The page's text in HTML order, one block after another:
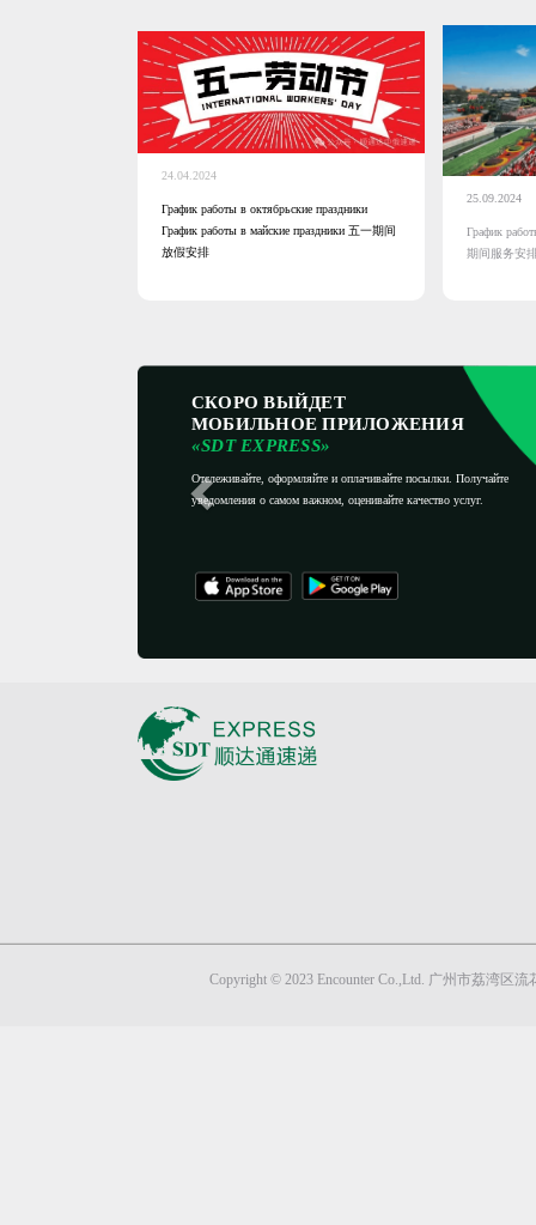
24.04.2024
График работы в октябрьские праздники
График работы в майские праздники 五一期间
放假安排
25.09.2024
График
期间服务安
СКОРО ВЫЙДЕТ
МОБИЛЬНОЕ ПРИЛОЖЕНИЯ
«SDT EXPRESS»
Отслеживайте, оформляйте и оплачивайте посылки. Получайте
уведомления о самом важном, оценивайте качество услуг.
Copyright © 2023 Encounter Co.,Ltd. 广州市荔湾区